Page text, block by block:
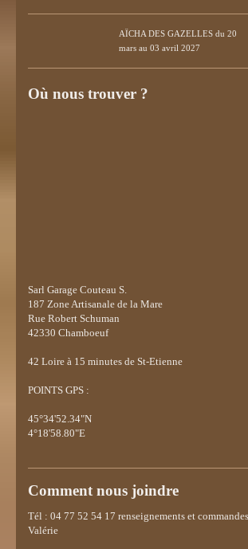
AÏCHA DES GAZELLES du 20
mars au 03 avril 2027
Où nous trouver ?
Sarl Garage Couteau S.
187 Zone Artisanale de la Mare
Rue Robert Schuman
42330 Chamboeuf
42 Loire à 15 minutes de St-Etienne
POINTS GPS :
45°34'52.34"N
4°18'58.80"E
Comment nous joindre
Tél : 04 77 52 54 17 renseignements et
Valérie